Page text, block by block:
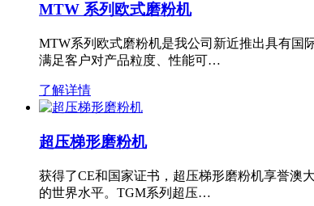
MTW 系列欧式磨粉机
MTW系列欧式磨粉机是我公司新近推出具有国
满足客户对产品粒度、性能可…
了解详情
超压梯形磨粉机
获得了CE和国家证书，超压梯形磨粉机享誉澳
的世界水平。TGM系列超压…